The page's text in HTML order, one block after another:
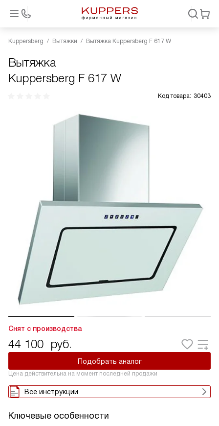
Kuppersberg Вытяжки Вытяжка Kuppersberg F 617 W
Вытяжка
Kuppersberg F 617 W
Код товара: 30403
Снят с производства
44 100 руб.
Подобрать аналог
Цена действительна на момент последней продажи
Все инструкции
Ключевые особенности